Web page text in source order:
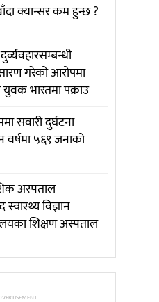
क्यान्सर कम हुन्छ ?
गरेको आरोपमा
युवक भारतमा पक्राउ
सवारी दुर्घटना
वर्षमा ५६९ जनाको
अस्पताल
विज्ञान
शिक्षण अस्पताल